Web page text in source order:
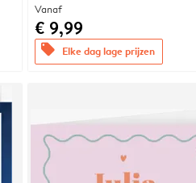
Vanaf
€ 9,99
offers Elke dag lage prijzen